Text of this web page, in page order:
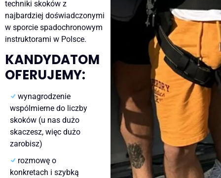
techniki skoków z
najbardziej doświadczonymi
w sporcie spadochronowym
instruktorami w Polsce.
KANDYDATOM
OFERUJEMY:
wynagrodzenie
wspólmierne do liczby
skoków (u nas dużo
skaczesz, więc dużo
zarobisz)
rozmowę o
konkretach i szybką